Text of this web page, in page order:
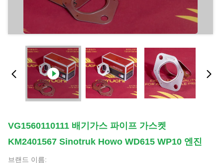
VG1560110111 배기가스 파이프 가스켓
KM2401567 Sinotruk Howo WD615 WP10 엔진
브랜드 이름: